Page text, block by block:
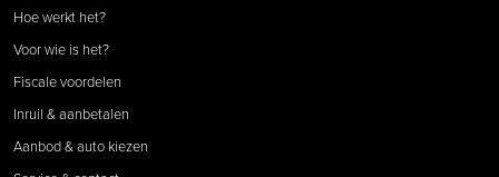
Hoe werkt het?
Voor wie is het?
Fiscale voordelen
Inruil & aanbetalen
Aanbod & auto kiezen